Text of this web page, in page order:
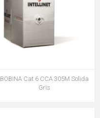
BOBINA Cat 6 CCA 305M Solida
Gris